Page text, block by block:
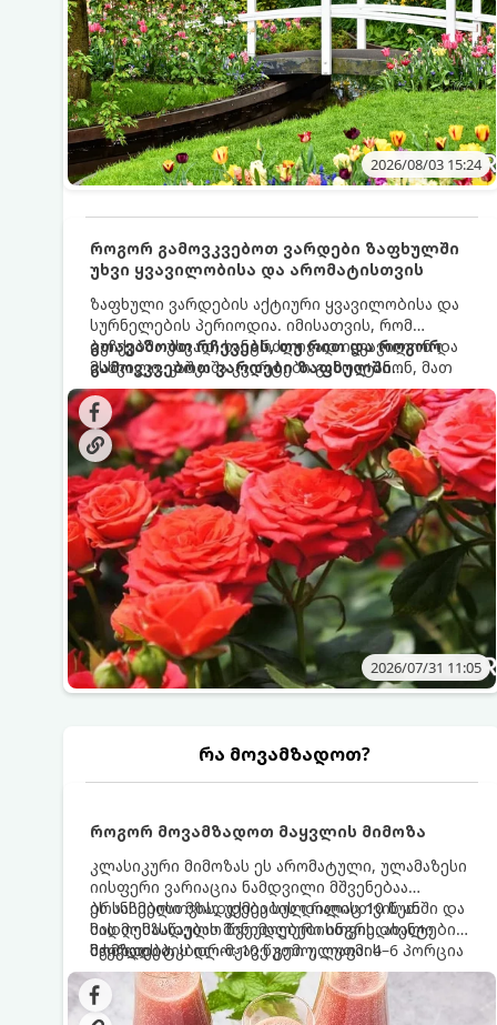
2026/08/03 15:24
როგორ გამოვკვებოთ ვარდები ზაფხულში
უხვი ყვავილობისა და არომატისთვის
ზაფხული ვარდების აქტიური ყვავილობისა და
სურნელების პერიოდია. იმისათვის, რომ
ბუჩქებმა უხვად, ხანგრძლივად იყვავილონ და
მსხვილი, კაშკაშა კვირტები გამოიტანონ, მათ
რეგულარული და სწორი გამოკვება
სჭირდებათ. ზაფხულის პერიოდში მცენარის
მოთხოვნილებები იცვლება, ამიტომ
მნიშვნელოვანია ვიცოდეთ, რომელი სასუქები
გამოიყენება ამ დროს.
გთავაზობთ რჩევებს, თუ რით და როგორ
გამოვკვებოთ ვარდები ზაფხულში
საუკეთესო შედეგის მისაღწევად:
2026/07/31 11:05
რა მოვამზადოთ?
როგორ მოვამზადოთ მაყვლის მიმოზა
კლასიკური მიმოზას ეს არომატული, ულამაზესი
იისფერი ვარიაცია ნამდვილი მშვენებაა
ბრანჩებისთვის, უქმეების დილისთვის ან
სადღესასწაულო წვეულებებისთვის. ახალი
მაყვლის ტკბილ-მჟავე გემო, ლაიმის
ციტრუსოვანი არომატი და ცქრიალა ღვინის
ბუშტუკები ქმნის საოცრად დახვეწილ და
მაგრილებელ კოქტეილს.
ეს სასმელი მზადდება სულ რაღაც 10 წუთში და
მის მომზადებას მინიმალური ინგრედიენტები
სჭირდება.
მომზადების დრო: 10 წუთი ულუფა: 4–6 პორცია